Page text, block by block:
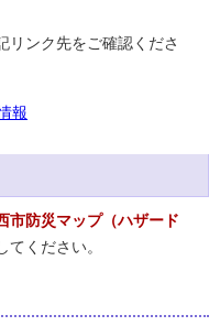
ンク先をご確認くださ
報
市防災マップ（ハザード
てください。